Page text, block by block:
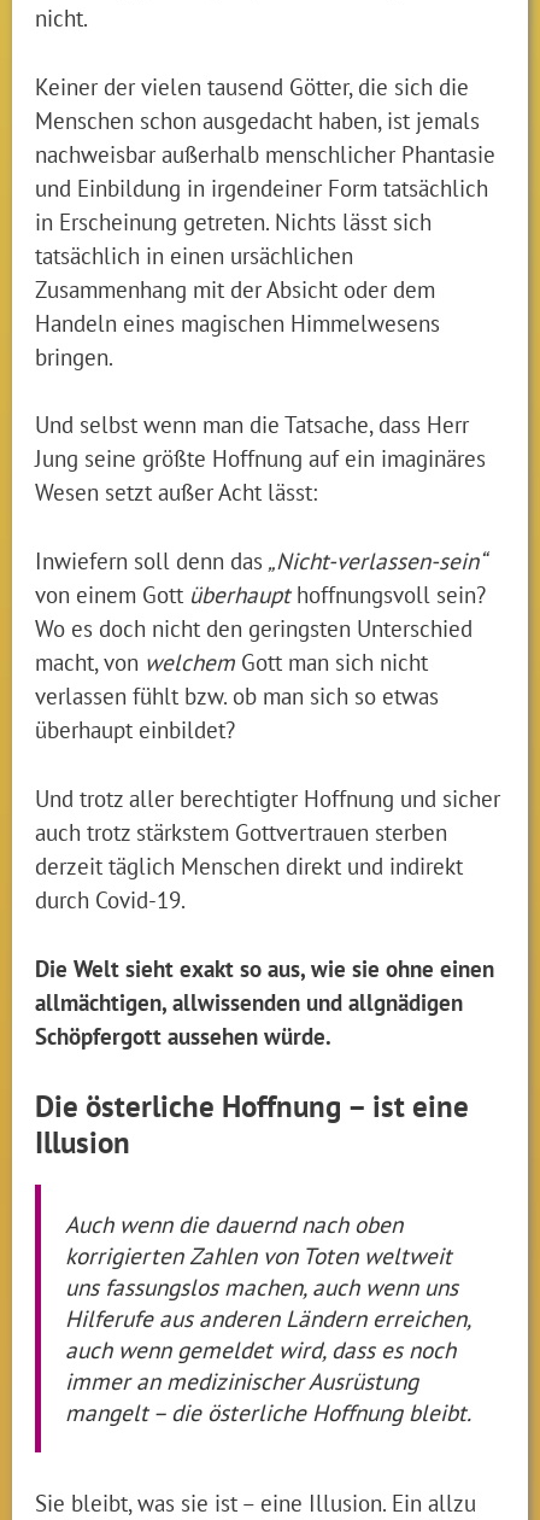
nicht.
Keiner der vielen tausend Götter, die sich die
Menschen schon ausgedacht haben, ist jemals
nachweisbar außerhalb menschlicher Phantasie
und Einbildung in irgendeiner Form tatsächlich
in Erscheinung getreten. Nichts lässt sich
tatsächlich in einen ursächlichen
Zusammenhang mit der Absicht oder dem
Handeln eines magischen Himmelwesens
bringen.
Und selbst wenn man die Tatsache, dass Herr
Jung seine größte Hoffnung auf ein imaginäres
Wesen setzt außer Acht lässt:
Inwiefern soll denn das „Nicht-verlassen-sein“
von einem Gott überhaupthoffnungsvoll sein?
Wo es doch nicht den geringsten Unterschied
macht, von welchem Gott man sich nicht
verlassen fühlt bzw. ob man sich so etwas
überhaupt einbildet?
Und trotz aller berechtigter Hoffnung und sicher
auch trotz stärkstem Gottvertrauen sterben
derzeit täglich Menschen direkt und indirekt
durch Covid-19.
Die Welt sieht exakt so aus, wie sie ohne einen
allmächtigen, allwissenden und allgnädigen
Schöpfergott aussehen würde.
Die österliche Hoffnung – ist eine
Illusion
Auch wenn die dauernd nach oben
korrigierten Zahlen von Toten weltweit
uns fassungslos machen, auch wenn uns
Hilferufe aus anderen Ländern erreichen,
auch wenn gemeldet wird, dass es noch
immer an medizinischer Ausrüstung
mangelt – die österliche Hoffnung bleibt.
Sie bleibt, was sie ist – eine Illusion. Ein allzu